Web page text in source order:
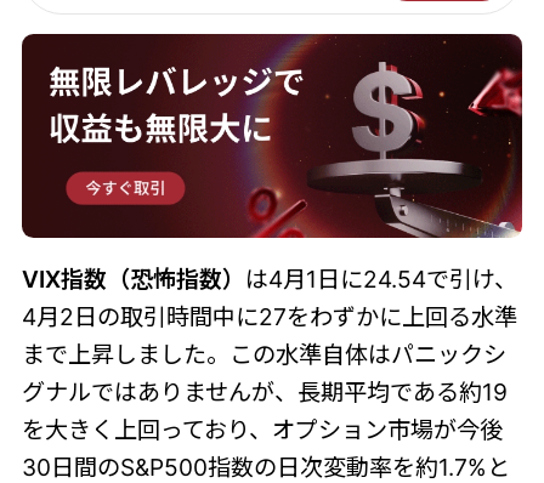
VIX指数（恐怖指数） は4月1日に24.54で引け、
4月2日の取引時間中に27をわずかに上回る水準
まで上昇しました。この水準自体はパニックシ
グナルではありませんが、長期平均である約19
を大きく上回っており、オプション市場が今後
30日間のS&P500指数の日次変動率を約1.7%と